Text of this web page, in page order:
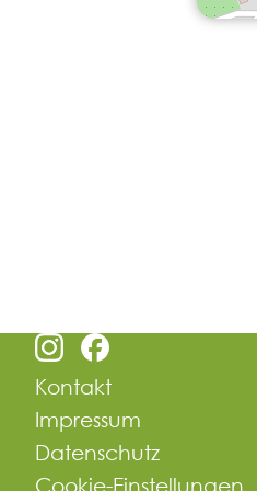
Kontakt
Impressum
Datenschutz
Cookie-Einstellungen